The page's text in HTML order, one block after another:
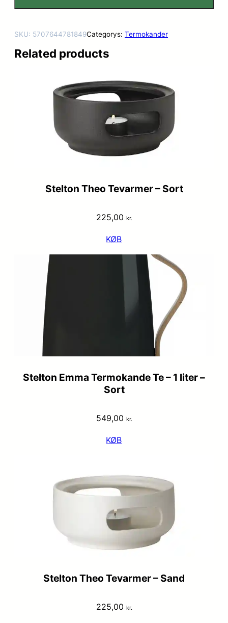
SKU: 5707644781849Categorys: Termokander
Related products
Stelton Theo Tevarmer – Sort
225,00 kr.
KØB
Stelton Emma Termokande Te – 1 liter –
Sort
549,00 kr.
KØB
Stelton Theo Tevarmer – Sand
225,00 kr.